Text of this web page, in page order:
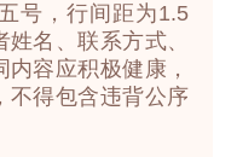
号，行间距为1.5
名、联系方式、
容应积极健康，
不得包含违背公序